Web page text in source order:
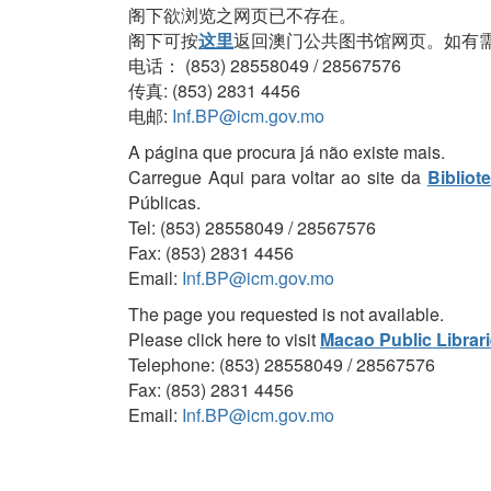
阁下欲浏览之网页已不存在。
阁下可按这里返回澳门公共图书馆网页。如有
电话： (853) 28558049 / 28567576
传真: (853) 2831 4456
电邮: Inf.BP@icm.gov.mo
A página que procura já não existe mais.
Carregue Aqui para voltar ao site da
Públicas.
Tel: (853) 28558049 / 28567576
Fax: (853) 2831 4456
Email: Inf.BP@icm.gov.mo
The page you requested is not available.
Please click here to visit Macao Public
Telephone: (853) 28558049 / 28567576
Fax: (853) 2831 4456
Email: Inf.BP@icm.gov.mo